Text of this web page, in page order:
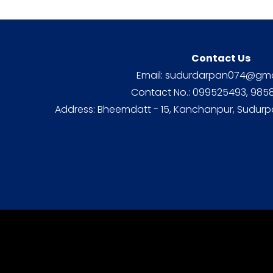
Contact Us
Email:
Contact No.: 099525493,
Address: Bheemdatt - 15, Kanchanpur,